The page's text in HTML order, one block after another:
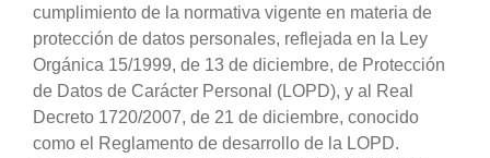
cumplimiento de la normativa vigente en materia de
protección de datos personales, reflejada en la Ley
Orgánica 15/1999, de 13 de diciembre, de Protección
de Datos de Carácter Personal (LOPD), y al Real
Decreto 1720/2007, de 21 de diciembre, conocido
como el Reglamento de desarrollo de la LOPD.